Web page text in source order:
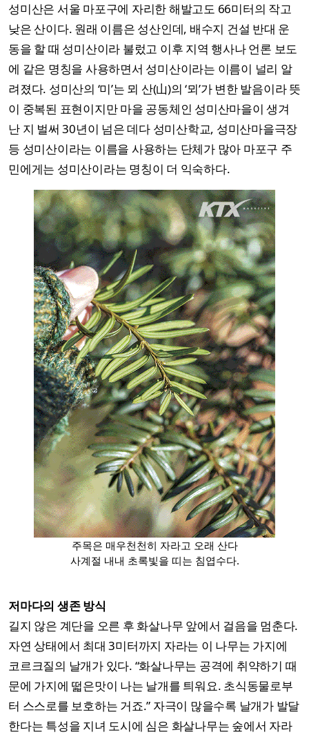
성미산은 서울 마포구에 자리한 해발고도 66미터의 작고
낮은 산이다. 원래 이름은 성산인데, 배수지 건설 반대 운
동을 할 때 성미산이라 불렀고 이후 지역 행사나 언론 보도
에 같은 명칭을 사용하면서 성미산이라는 이름이 널리 알
려졌다. 성미산의 ‘미’는 뫼 산(山)의 ‘뫼’가 변한 발음이라 뜻
이 중복된 표현이지만 마을 공동체인 성미산마을이 생겨
난 지 벌써 30년이 넘은 데다 성미산학교, 성미산마을극장
등 성미산이라는 이름을 사용하는 단체가 많아 마포구 주
민에게는 성미산이라는 명칭이 더 익숙하다.
주목은 매우천천히 자라고 오래 산다
사계절 내내 초록빛을 띠는 침엽수다.
저마다의 생존 방식
길지 않은 계단을 오른 후 화살나무 앞에서 걸음을 멈춘다.
자연 상태에서 최대 3미터까지 자라는 이 나무는 가지에
코르크질의 날개가 있다. “화살나무는 공격에 취약하기 때
문에 가지에 떫은맛이 나는 날개를 틔워요. 초식동물로부
터 스스로를 보호하는 거죠.” 자극이 많을수록 날개가 발달
한다는 특성을 지녀 도시에 심은 화살나무는 숲에서 자라